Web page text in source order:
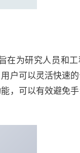
在为研究人员和
户可以灵活快速
，可以有效避免